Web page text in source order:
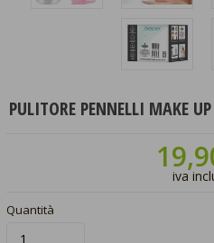
PULITORE PENNELLI MAKE
iva
Quantità